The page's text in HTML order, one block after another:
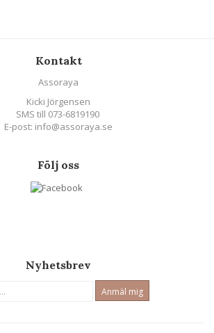
Kontakt
Assoraya
Kicki Jörgensen
SMS till 073-6819190
E-post: info@assoraya.se
Följ oss
Nyhetsbrev
Anmäl mig